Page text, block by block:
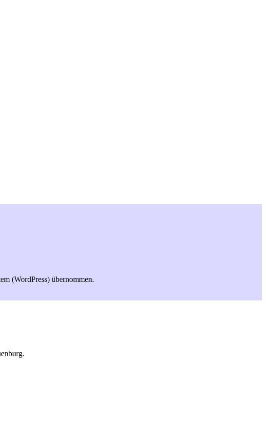
(WordPress) übernommen.